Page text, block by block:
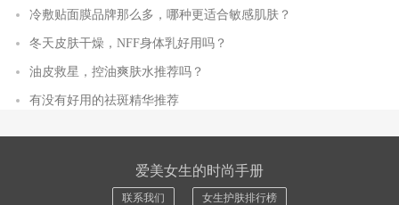
冷敷贴面膜品牌那么多，哪种更适合敏感肌肤？
冬天皮肤干燥，NFF身体乳好用吗？
油皮救星，控油爽肤水推荐吗？
有没有好用的祛斑精华推荐
爱美女生的时尚手册
联系我们 女生护肤排行榜